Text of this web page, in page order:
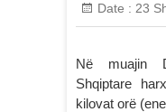
Date : 23
Në muajin
Shqiptare
kilovat orë